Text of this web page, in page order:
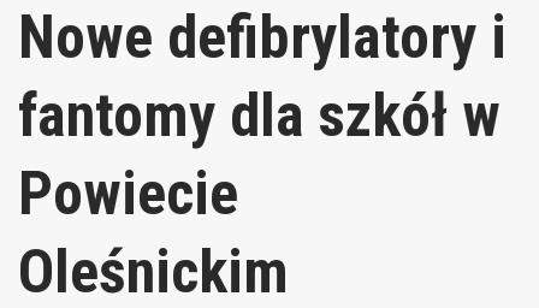
Nowe defibrylatory i
fantomy dla szkół w
Powiecie
Oleśnickim